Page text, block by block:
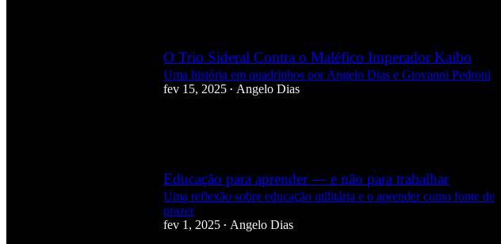
O Trio Sideral Contra o Maléfico Imperador Kaibo
Uma história em quadrinhos por Angelo Dias e Giovanni Pedroni
fev 15, 2025 • Angelo Dias
Educação para aprender — e não para trabalhar
Uma reflexão sobre educação utilitária e o aprender como fonte de
prazer
fev 1, 2025 • Angelo Dias